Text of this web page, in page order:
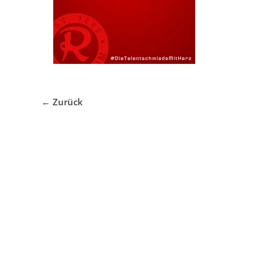
← Zurück